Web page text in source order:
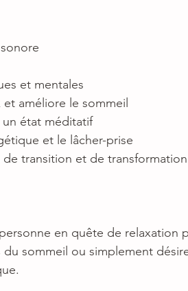
et mentales
améliore le sommeil
état méditatif
et le lâcher-prise
transition et de transformation
en quête de relaxation
sommeil ou simplement